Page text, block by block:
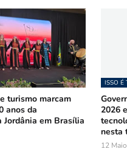
turismo marcam
anos da
Jordânia em Brasília
ISSO É
2026
nesta
12